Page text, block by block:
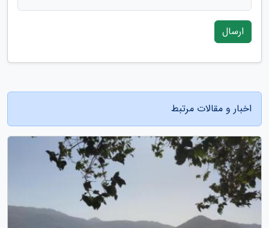
ارسال
اخبار و مقالات مرتبط